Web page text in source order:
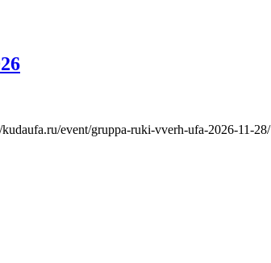
kudaufa.ru/event/gruppa-ruki-vverh-ufa-2026-11-28/